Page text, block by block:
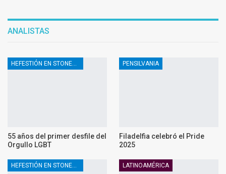
ANALISTAS
HEFESTIÓN EN STONEWALL
55 años del primer desfile del
Orgullo LGBT
PENSILVANIA
Filadelfia celebró el Pride
2025
HEFESTIÓN EN STONEWALL LATINOAMÉRICA